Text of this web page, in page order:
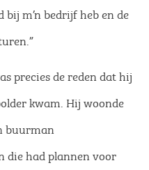
m’n bedrijf heb en de
precies de reden dat hij
kwam. Hij woonde
buurman
die had plannen voor